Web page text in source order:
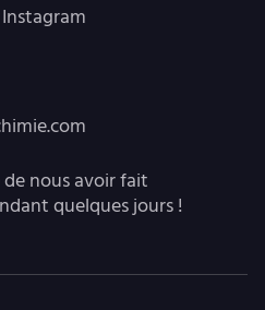
nous avoir fait
quelques jours !